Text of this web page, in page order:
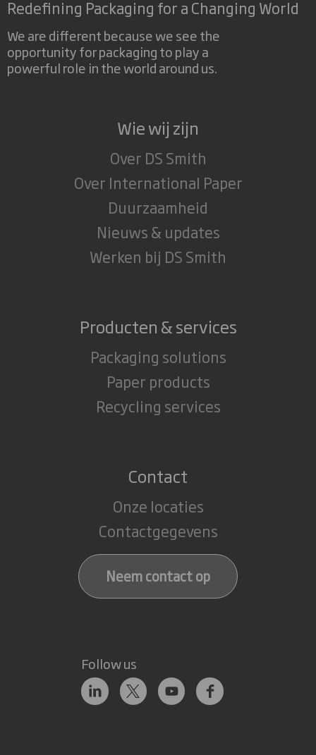
Redefining Packaging for a Changing World
We are different because we see the
opportunity for packaging to play a
powerful role in the world around us.
Wie wij zijn
Over DS Smith
Over International Paper
Duurzaamheid
Nieuws & updates
Werken bij DS Smith
Producten & services
Packaging solutions
Paper products
Recycling services
Contact
Onze locaties
Contactgegevens
Neem contact op
Follow us